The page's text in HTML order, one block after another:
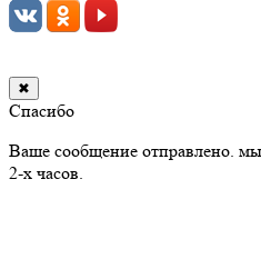
✖
Спасибо
Ваше сообщение отправлено.
2-х часов.